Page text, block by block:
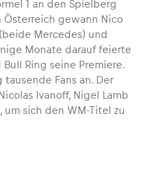
1 an den Spielberg
Österreich gewann Nico
Mercedes) und
Monate darauf feierte
Bull Ring seine Premiere.
tausende Fans an. Der
Ivanoff, Nigel Lamb
um sich den WM-Titel zu